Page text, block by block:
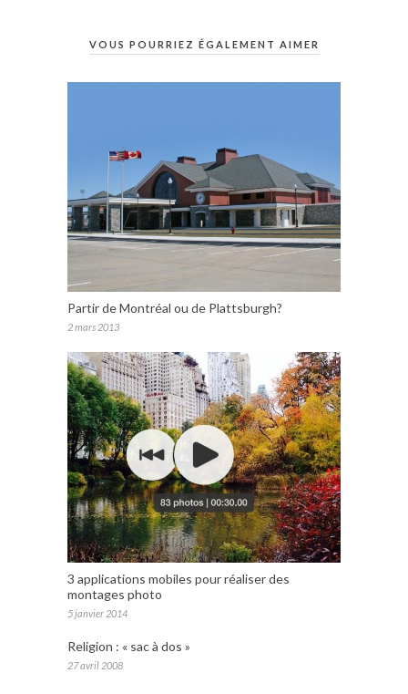
VOUS POURRIEZ ÉGALEMENT AIMER
Partir de Montréal ou de Plattsburgh?
2 mars 2013
3 applications mobiles pour réaliser des
montages photo
5 janvier 2014
Religion : « sac à dos »
27 avril 2008